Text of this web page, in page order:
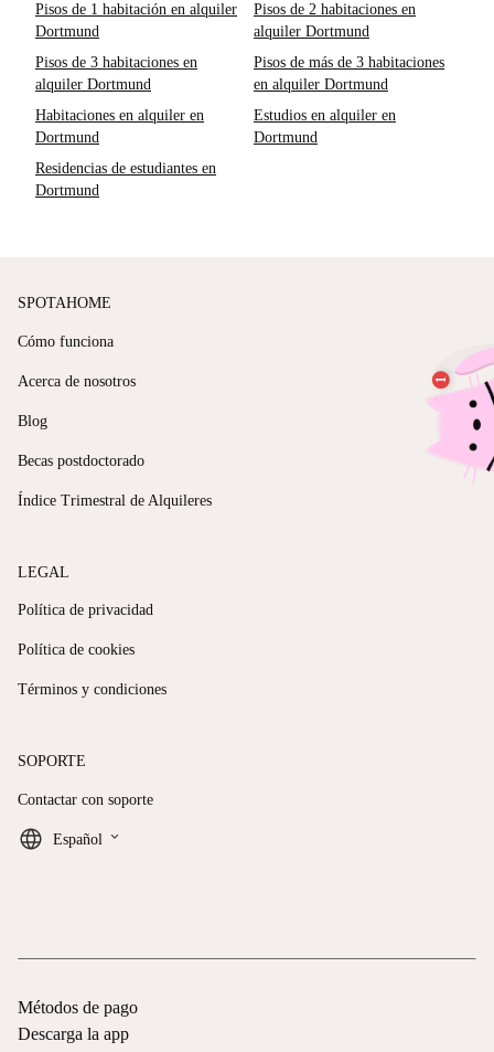
Pisos de 1 habitación en alquiler
Dortmund
Pisos de 2 habitaciones en
alquiler Dortmund
Pisos de 3 habitaciones en
alquiler Dortmund
Pisos de más de 3 habitaciones
en alquiler Dortmund
Habitaciones en alquiler en
Dortmund
Estudios en alquiler en
Dortmund
Residencias de estudiantes en
Dortmund
SPOTAHOME
Cómo funciona
Acerca de nosotros
Blog
Becas postdoctorado
Índice Trimestral de Alquileres
LEGAL
Política de privacidad
Política de cookies
Términos y condiciones
SOPORTE
Contactar con soporte
Español keyboard_arrow_down
Métodos de pago
Descarga la app